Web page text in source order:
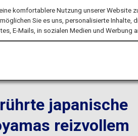
japanische
reizvollem
komfortablere Nutzung unserer Website
Sie es uns, personalisierte Inhalte,
E-Mails, in sozialen Medien und Werbung